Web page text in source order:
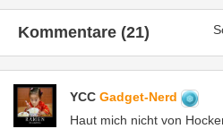
Kommentare (21)
YCC Gadget-Nerd
Haut mich nicht von